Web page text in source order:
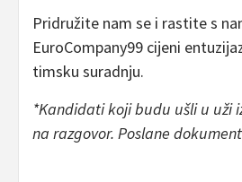
Pridružite nam se i rastite s
EuroCompany99 cijeni
timsku suradnju.
*Kandidati koji budu ušli u uži
na razgovor. Poslane